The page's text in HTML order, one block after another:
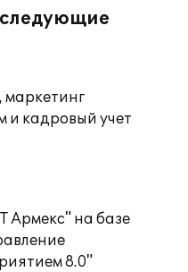
маркетинг
и кадровый учет
на базе
8.0"